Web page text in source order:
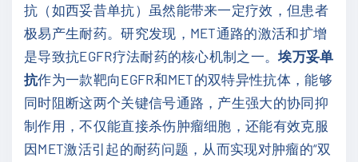
抗（如西妥昔单抗）虽然能带来一定疗效，但患者
极易产生耐药。研究发现，MET通路的激活和扩增
是导致抗EGFR疗法耐药的核心机制之一。埃万妥单
抗作为一款靶向EGFR和MET的双特异性抗体，能够
同时阻断这两个关键信号通路，产生强大的协同抑
制作用，不仅能直接杀伤肿瘤细胞，还能有效克服
因MET激活引起的耐药问题，从而实现对肿瘤的“双